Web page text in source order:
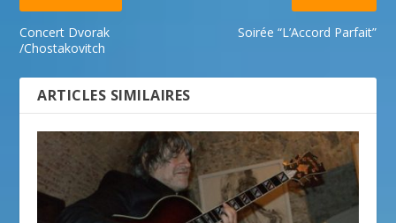
Concert Dvorak
/Chostakovitch
Soirée “L’Accord Parfait”
ARTICLES SIMILAIRES